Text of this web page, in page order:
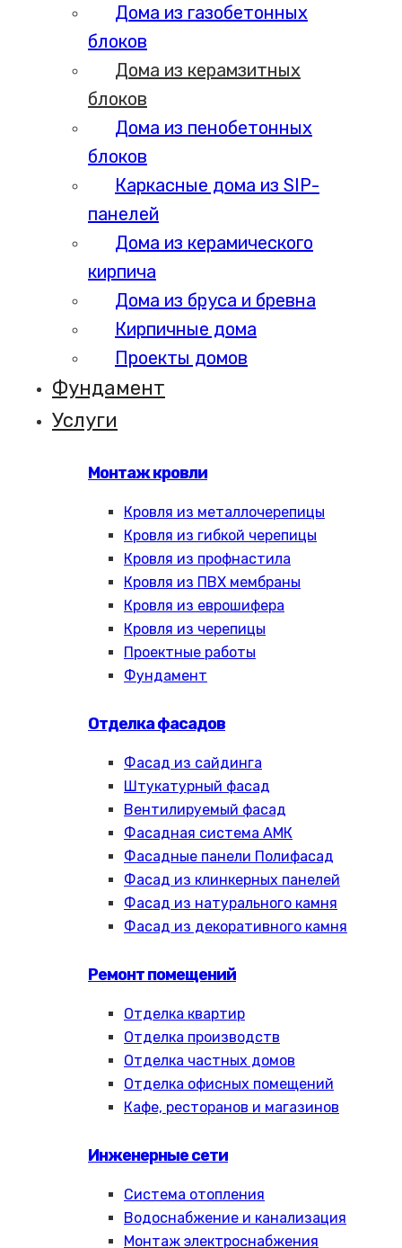
Дома из газобетонных
блоков
Дома из керамзитных
блоков
Дома из пенобетонных
блоков
Каркасные дома из SIP-
панелей
Дома из керамического
кирпича
Дома из бруса и бревна
Кирпичные дома
Проекты домов
Фундамент
Услуги
Монтаж кровли
Кровля из металлочерепицы
Кровля из гибкой черепицы
Кровля из профнастила
Кровля из ПВХ мембраны
Кровля из еврошифера
Кровля из черепицы
Проектные работы
Фундамент
Отделка фасадов
Фасад из сайдинга
Штукатурный фасад
Вентилируемый фасад
Фасадная система АМК
Фасадные панели Полифасад
Фасад из клинкерных панелей
Фасад из натурального камня
Фасад из декоративного камня
Ремонт помещений
Отделка квартир
Отделка производств
Отделка частных домов
Отделка офисных помещений
Кафе, ресторанов и магазинов
Инженерные сети
Система отопления
Водоснабжение и канализация
Монтаж электроснабжения